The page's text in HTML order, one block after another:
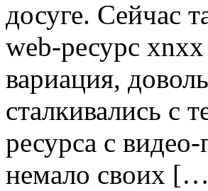
досуге. Сейчас
web-ресурс
вариация,
сталкивались с
ресурса с
немало своих